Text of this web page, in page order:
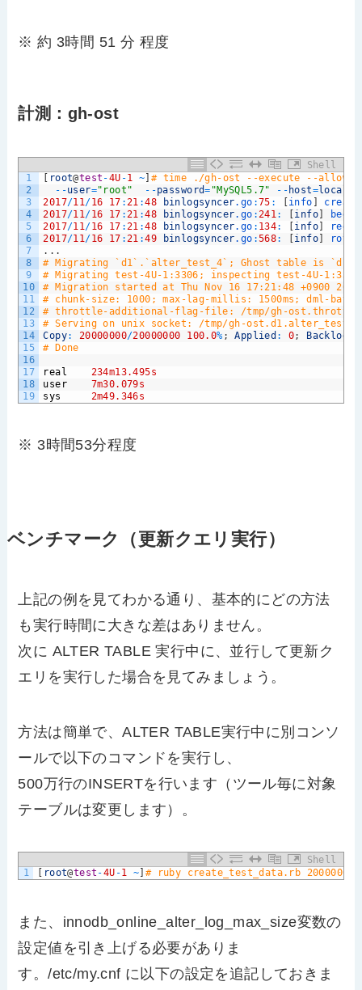
※ 約 3時間 51 分 程度
計測：gh-ost
Shell
1
2
3
4
5
6
7
8
9
10
11
12
13
14
15
16
17
18
19
[ root@test -4U -1 ~] # time ./gh-ost --execute --allow-
--user="root" --password= "MySQL5.7" -- host=
2017/11 /16 17 : 21 :48 binlogsyncer.go :75 : [info ]
create
2017/11 /16 17 : 21 :48 binlogsyncer.go : 241 : [info]
2017/11 /16 17 : 21 :48 binlogsyncer.go : 134: [info]
2017/11 /16 17 : 21 :49 binlogsyncer.go :568: [info]
. . .
# Migrating `d1`.`alter_test_4`; Ghost table is
# Migrating test-4U-1:3306; inspecting test-4U-
# Migration started at Thu Nov 16 17:21:48 +0900 2017
# chunk-size: 1000; max-lag-millis: 1500ms; dml-
# throttle-additional-flag-file: /tmp/gh-ost.throttle
# Serving on unix socket: /tmp/gh-
Copy: 20000000/20000000 100.0% ; Applied : 0; Backlog
# Done
real
234m13.495s
user
7m30.079s
sys
2m49.346s
※ 3時間53分程度
ベンチマーク（更新クエリ実行）
上記の例を見てわかる通り、基本的にどの方法
も実行時間に大きな差はありません。
次に ALTER TABLE 実行中に、並行して更新ク
エリを実行した場合を見てみましょう。
方法は簡単で、ALTER TABLE実行中に別コンソ
ールで以下のコマンドを実行し、
500万行のINSERTを行います（ツール毎に対象
テーブルは変更します）。
Shell
1
root@test -4U -1 ~ # ruby create_test_data.rb 20000001
また、innodb_online_alter_log_max_size変数の
設定値を引き上げる必要がありま
す。/etc/my.cnf に以下の設定を追記しておきま